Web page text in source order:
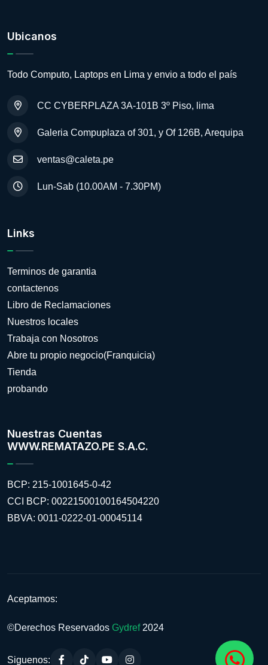
Ubicanos
Todo Computo, Laptops en Lima y envio a todo el país
CC CYBERPLAZA 3A-101B 3º Piso, lima
Galeria Compuplaza of 301, y Of 126B, Arequipa
ventas@caleta.pe
Lun-Sab (10.00AM - 7.30PM)
Links
Terminos de garantia
contactenos
Libro de Reclamaciones
Nuestros locales
Trabaja con Nosotros
Abre tu propio negocio(Franquicia)
Tienda
probando
Nuestras Cuentas
WWW.REMATAZO.PE S.A.C.
BCP: 215-1001645-0-42
CCI BCP: 00221500100164504220
BBVA: 0011-0222-01-00045114
Aceptamos:
©Derechos Reservados Gydref 2024
Siguenos: